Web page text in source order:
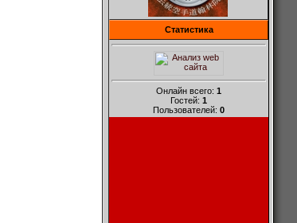
Статистика
Онлайн всего: 1
Гостей: 1
Пользователей: 0